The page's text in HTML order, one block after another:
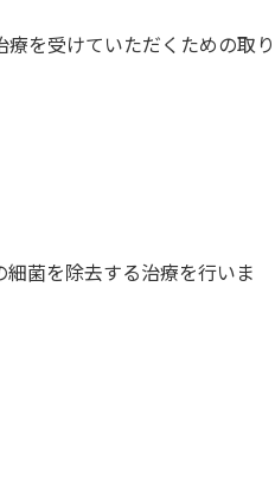
療を受けていただくための取り
細菌を除去する治療を行いま